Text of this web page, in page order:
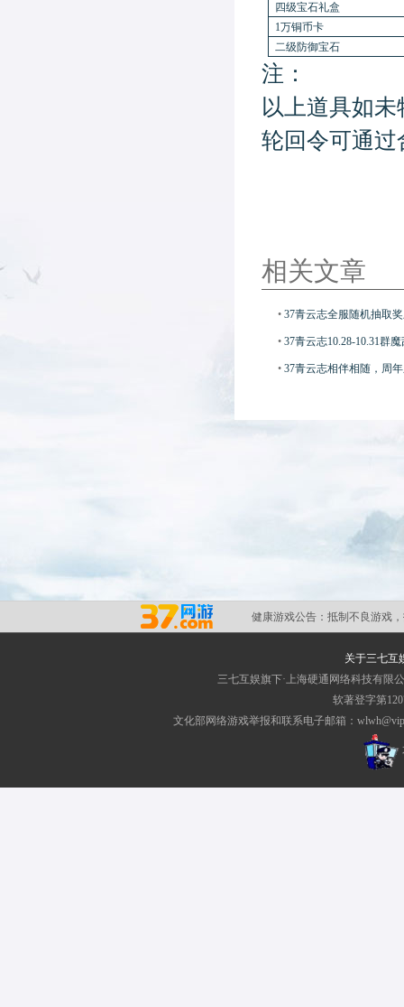
四级宝石礼盒
1万铜币卡
二级防御宝石
注：
以上道具如
轮回令可通
相关文章
• 37青云志全服随机抽取
• 37青云志10.28-10.31群
• 37青云志相伴相随，周
健康游戏公告： 抵制不良游戏
关于三七互
三七互娱旗下·上海硬通网络科技有限
软著登字第
文化部网络游戏举报和联系电子邮箱：